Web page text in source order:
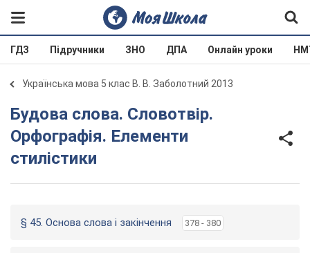
ГДЗ Підручники ЗНО ДПА Онлайн уроки
Українська мова 5 клас В. В. Заболотний 2013
Будова слова. Словотвір.
Орфографія. Елементи
стилістики
§ 45. Основа слова і закінчення 378 - 380